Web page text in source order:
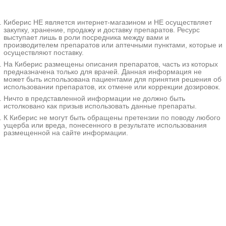
повышением температуры.
Диагностируется на основании
истории болезни, клинических
симптомов, данных осмотра,
гастроскопии, биопсии, анализов
крови на маркеры рака и других
исследований. Лечение -
антихеликобактерная терапия,
резекция желудка или гастрэктомия,
химиотерапия, диетотерапия.
Дополнительные
Киберис НЕ является интернет-магазином и НЕ осуществляет
закупку, хранение, продажу и доставку препаратов. Ресурс
выступает лишь в роли посредника между вами и
производителем препаратов или аптечными пунктами, которые и
осуществляют поставку.
На Киберис размещены описания препаратов, часть из которых
предназначена только для врачей. Данная информация не
может быть использована пациентами для принятия решения об
использовании препаратов, их отмене или коррекции дозировок.
Ничто в представленной информации не должно быть
истолковано как призыв использовать данные препараты.
К Киберис не могут быть обращены претензии по поводу любого
ущерба или вреда, понесенного в результате использования
размещенной на сайте информации.